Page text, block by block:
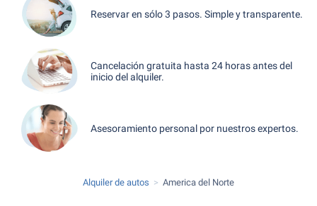
Reservar en sólo 3 pasos. Simple y transparente.
Cancelación gratuita hasta 24 horas antes del
inicio del alquiler.
Asesoramiento personal por nuestros expertos.
Alquiler de autos America del Norte